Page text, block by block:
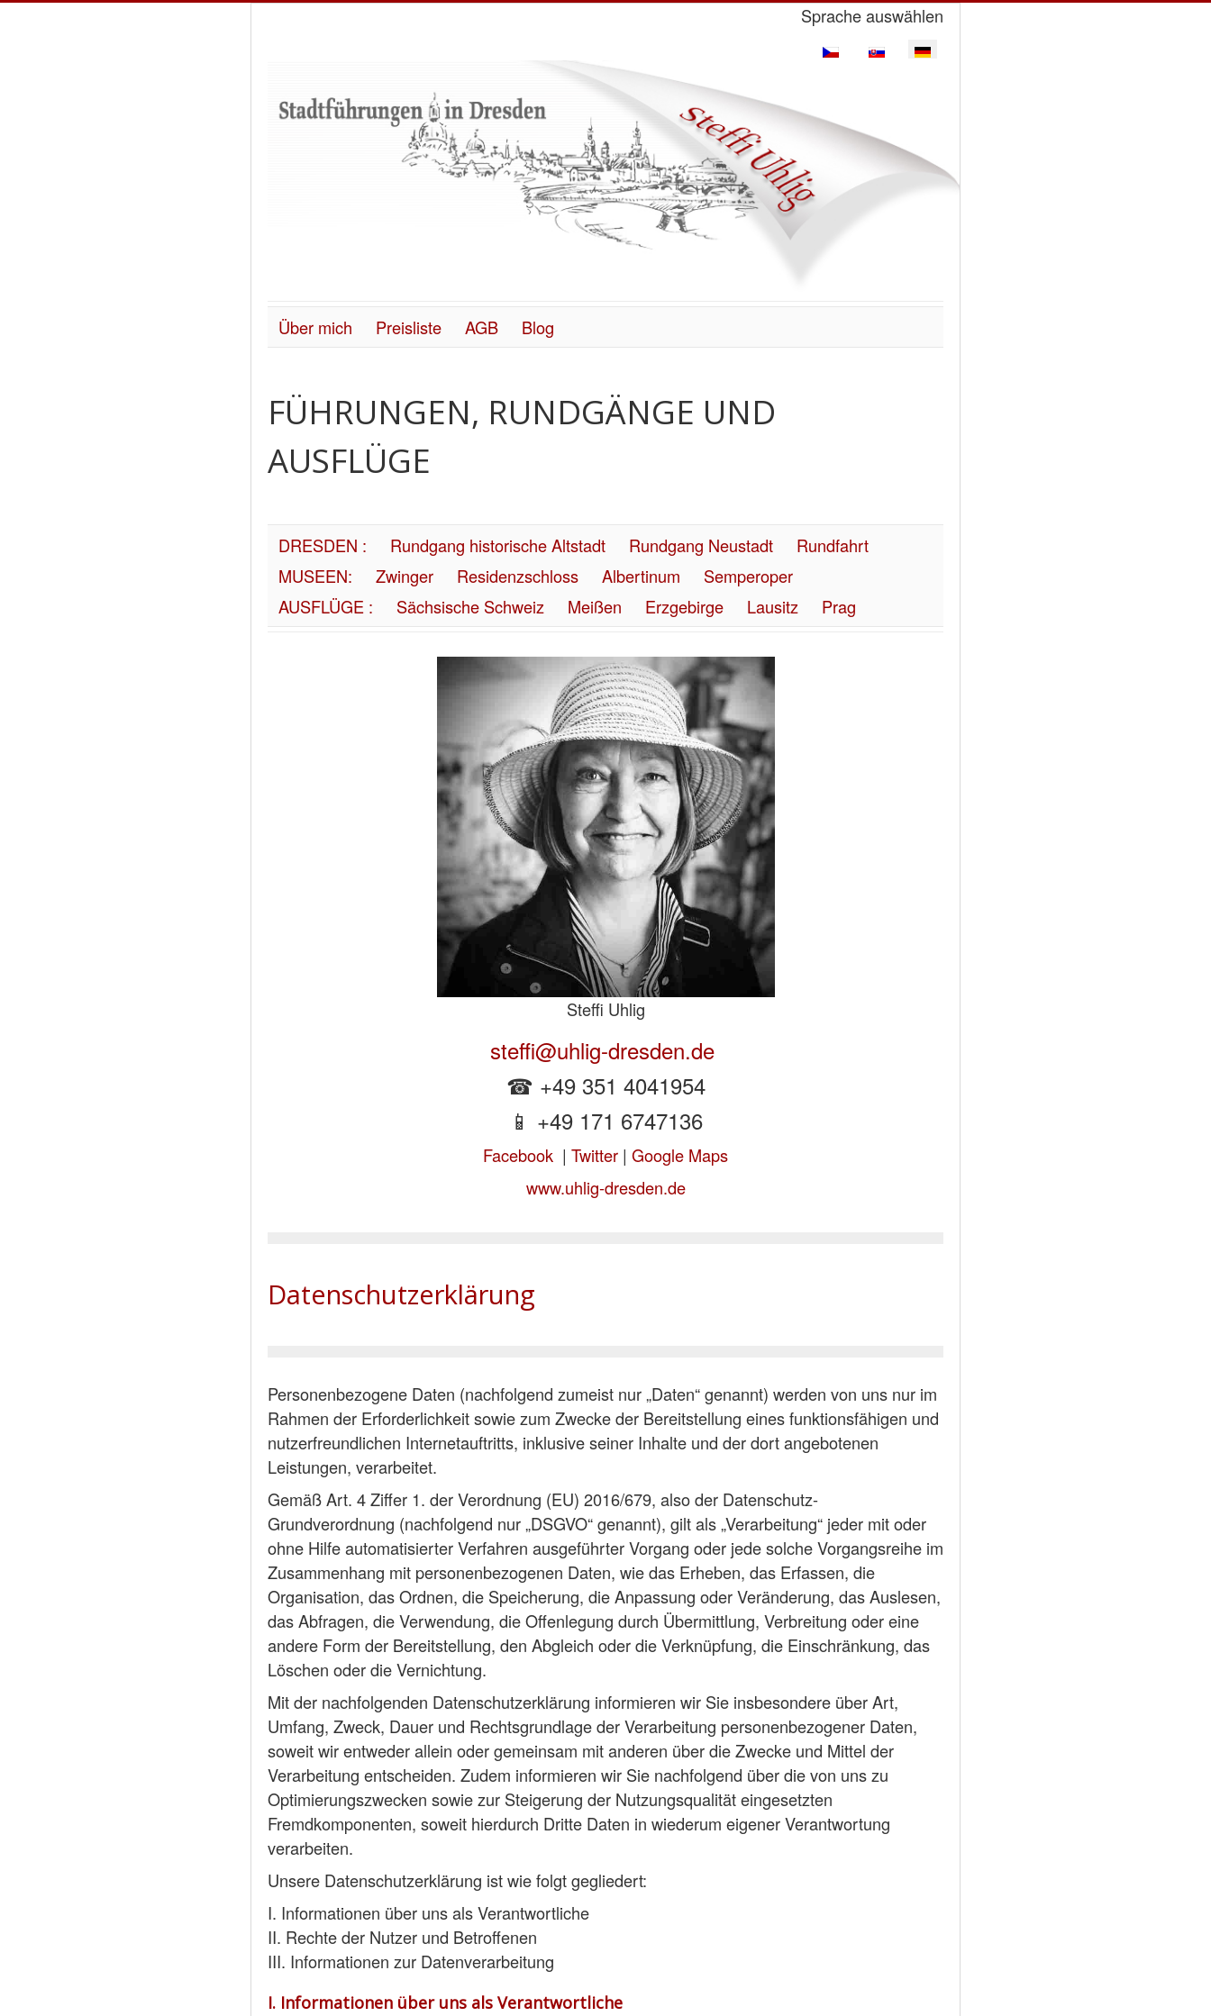
Sprache auswählen
Über mich Preisliste AGB Blog
FÜHRUNGEN, RUNDGÄNGE UND
AUSFLÜGE
DRESDEN : Rundgang historische Altstadt Rundgang Neustadt
Rundfahrt
MUSEEN:
Zwinger Residenzschloss Albertinum
Semperoper
AUSFLÜGE :
Sächsische Schweiz Meißen Erzgebirge Lausitz Prag
Steffi Uhlig
steffi@uhlig-dresden.de
☎ +49 351 4041954
📱 +49 171 6747136
Facebook | Twitter | Google Maps
www.uhlig-dresden.de
Datenschutzerklärung
Personenbezogene Daten (nachfolgend zumeist nur „Daten“ genannt) werden von uns nur im
Rahmen der Erforderlichkeit sowie zum Zwecke der Bereitstellung eines funktionsfähigen und
nutzerfreundlichen Internetauftritts, inklusive seiner Inhalte und der dort angebotenen
Leistungen, verarbeitet.
Gemäß Art. 4 Ziffer 1. der Verordnung (EU) 2016/679, also der Datenschutz-
Grundverordnung (nachfolgend nur „DSGVO“ genannt), gilt als „Verarbeitung“ jeder mit oder
ohne Hilfe automatisierter Verfahren ausgeführter Vorgang oder jede solche Vorgangsreihe im
Zusammenhang mit personenbezogenen Daten, wie das Erheben, das Erfassen, die
Organisation, das Ordnen, die Speicherung, die Anpassung oder Veränderung, das Auslesen,
das Abfragen, die Verwendung, die Offenlegung durch Übermittlung, Verbreitung oder eine
andere Form der Bereitstellung, den Abgleich oder die Verknüpfung, die Einschränkung, das
Löschen oder die Vernichtung.
Mit der nachfolgenden Datenschutzerklärung informieren wir Sie insbesondere über Art,
Umfang, Zweck, Dauer und Rechtsgrundlage der Verarbeitung personenbezogener Daten,
soweit wir entweder allein oder gemeinsam mit anderen über die Zwecke und Mittel der
Verarbeitung entscheiden. Zudem informieren wir Sie nachfolgend über die von uns zu
Optimierungszwecken sowie zur Steigerung der Nutzungsqualität eingesetzten
Fremdkomponenten, soweit hierdurch Dritte Daten in wiederum eigener Verantwortung
verarbeiten.
Unsere Datenschutzerklärung ist wie folgt gegliedert:
I. Informationen über uns als Verantwortliche
II. Rechte der Nutzer und Betroffenen
III. Informationen zur Datenverarbeitung
I. Informationen über uns als Verantwortliche